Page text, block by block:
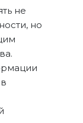
не
но